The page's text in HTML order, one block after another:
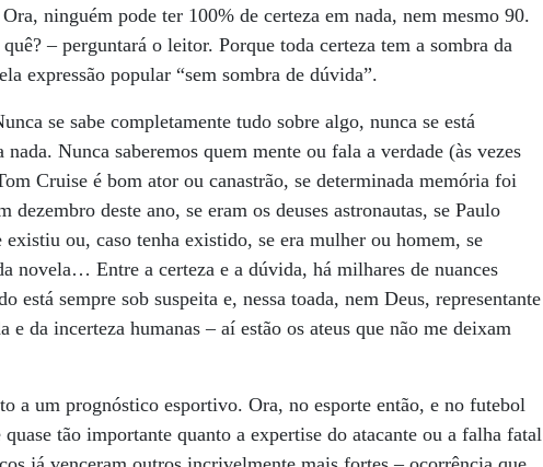
ninguém pode ter 100% de certeza em nada, nem mesmo 90.
– perguntará o leitor. Porque toda certeza tem a sombra da
expressão popular “sem sombra de dúvida”.
se sabe completamente tudo sobre algo, nunca se está
Nunca saberemos quem mente ou fala a verdade (às vezes
Cruise é bom ator ou canastrão, se determinada memória foi
dezembro deste ano, se eram os deuses astronautas, se Paulo
existiu ou, caso tenha existido, se era mulher ou homem, se
novela… Entre a certeza e a dúvida, há milhares de nuances
está sempre sob suspeita e, nessa toada, nem Deus, representante
da incerteza humanas – aí estão os ateus que não me deixam
a um prognóstico esportivo. Ora, no esporte então, e no futebol
tão importante quanto a expertise do atacante ou a falha fatal